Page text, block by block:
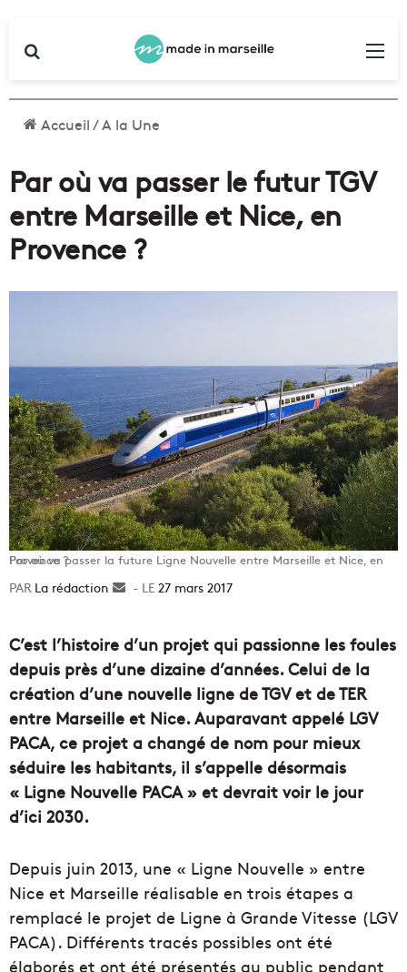
Accueil/A la Une
Par où va passer le futur TGV
entre Marseille et Nice, en
Provence ?
Par où va passer la future Ligne Nouvelle entre Marseille et Nice, en Provence ?
La rédaction
Envoyer27 mars 2017
C’est l’histoire d’un projet qui passionne les foules
depuis près d’une dizaine d’années. Celui de la
création d’une nouvelle ligne de TGV et de TER
entre Marseille et Nice. Auparavant appelé LGV
PACA, ce projet a changé de nom pour mieux
séduire les habitants, il s’appelle désormais
« Ligne Nouvelle PACA » et devrait voir le jour
d’ici 2030.
Depuis juin 2013, une « Ligne Nouvelle » entre
Nice et Marseille réalisable en trois étapes a
remplacé le projet de Ligne à Grande Vitesse (LGV
PACA). Différents tracés possibles ont été
élaborés et ont été présentés au public pendant